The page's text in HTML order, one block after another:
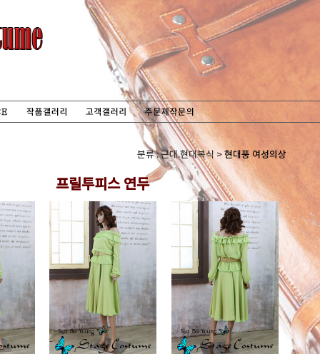
분류 : 근대.현대복식 >현대풍 여성의상
프릴투피스 연두